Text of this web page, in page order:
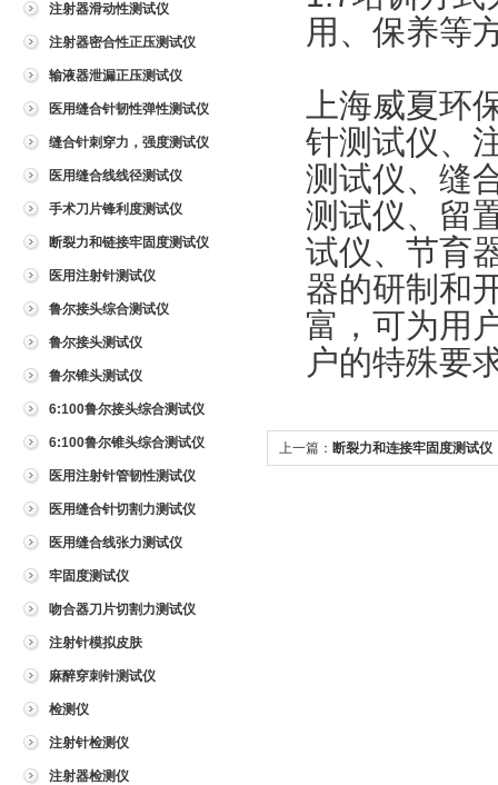
注射器滑动性测试仪
注射器密合性正压测试仪
输液器泄漏正压测试仪
医用缝合针韧性弹性测试仪
缝合针刺穿力，强度测试仪
医用缝合线线径测试仪
手术刀片锋利度测试仪
断裂力和链接牢固度测试仪
医用注射针测试仪
鲁尔接头综合测试仪
鲁尔接头测试仪
鲁尔锥头测试仪
6:100鲁尔接头综合测试仪
6:100鲁尔锥头综合测试仪
医用注射针管韧性测试仪
医用缝合针切割力测试仪
医用缝合线张力测试仪
牢固度测试仪
吻合器刀片切割力测试仪
注射针模拟皮肤
麻醉穿刺针测试仪
检测仪
注射针检测仪
注射器检测仪
用、保养等
上海威夏环
针测试仪、
测试仪、缝
测试仪、留
试仪、节育
器的研制和
富，可为用
户的特殊要
上一篇： 断裂力和连接牢固度测试仪